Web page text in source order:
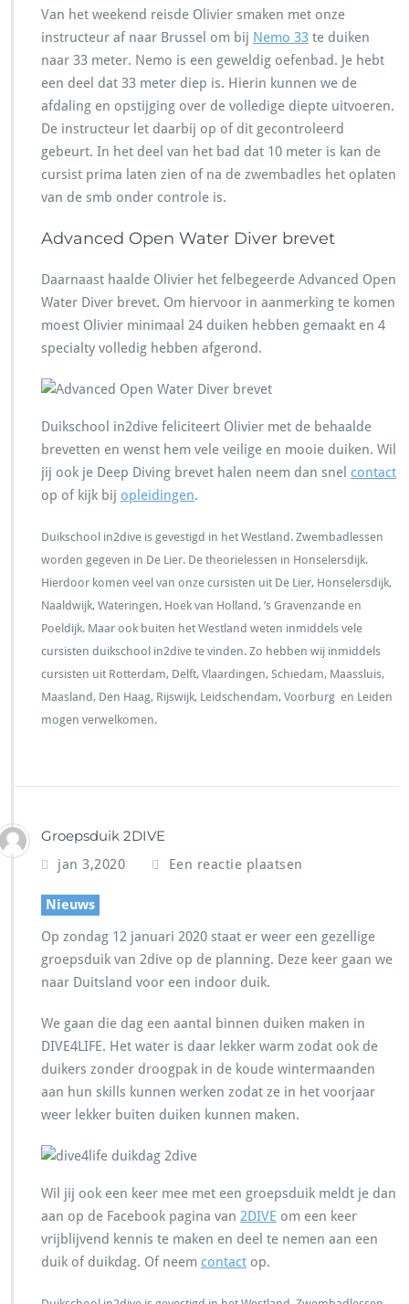
Van het weekend reisde Olivier smaken met onze
instructeur af naar Brussel om bij Nemo 33 te duiken
naar 33 meter. Nemo is een geweldig oefenbad. Je hebt
een deel dat 33 meter diep is. Hierin kunnen we de
afdaling en opstijging over de volledige diepte uitvoeren.
De instructeur let daarbij op of dit gecontroleerd
gebeurt. In het deel van het bad dat 10 meter is kan de
cursist prima laten zien of na de zwembadles het oplaten
van de smb onder controle is.
Advanced Open Water Diver brevet
Daarnaast haalde Olivier het felbegeerde Advanced Open
Water Diver brevet. Om hiervoor in aanmerking te komen
moest Olivier minimaal 24 duiken hebben gemaakt en 4
specialty volledig hebben afgerond.
Duikschool in2dive feliciteert Olivier met de behaalde
brevetten en wenst hem vele veilige en mooie duiken. Wil
jij ook je Deep Diving brevet halen neem dan snel contact
op of kijk bij opleidingen.
Duikschool in2dive is gevestigd in het Westland. Zwembadlessen
worden gegeven in De Lier. De theorielessen in Honselersdijk.
Hierdoor komen veel van onze cursisten uit De Lier, Honselersdijk,
Naaldwijk, Wateringen, Hoek van Holland, ’s Gravenzande en
Poeldijk. Maar ook buiten het Westland weten inmiddels vele
cursisten duikschool in2dive te vinden. Zo hebben wij inmiddels
cursisten uit Rotterdam, Delft, Vlaardingen, Schiedam, Maassluis,
Maasland, Den Haag, Rijswijk, Leidschendam, Voorburg en Leiden
mogen verwelkomen.
Groepsduik 2DIVE
jan 3,2020 Een reactie plaatsen
Nieuws
Op zondag 12 januari 2020 staat er weer een gezellige
groepsduik van 2dive op de planning. Deze keer gaan we
naar Duitsland voor een indoor duik.
We gaan die dag een aantal binnen duiken maken in
DIVE4LIFE. Het water is daar lekker warm zodat ook de
duikers zonder droogpak in de koude wintermaanden
aan hun skills kunnen werken zodat ze in het voorjaar
weer lekker buiten duiken kunnen maken.
Wil jij ook een keer mee met een groepsduik meldt je dan
aan op de Facebook pagina van 2DIVE om een keer
vrijblijvend kennis te maken en deel te nemen aan een
duik of duikdag. Of neem contact op.